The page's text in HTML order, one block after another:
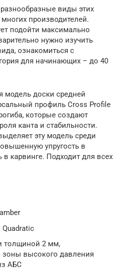
виды этих
производителей.
подойти максимально
нужно изучить
ознакомиться с
для начинающих – до 40
модель доски средней
профиль Cross Profile
которые создают
канта и стабильности.
эту модель среди
упругость в
карвинге. Подходит для всех
толщиной 2 мм,
зоны высокого давления
АБС